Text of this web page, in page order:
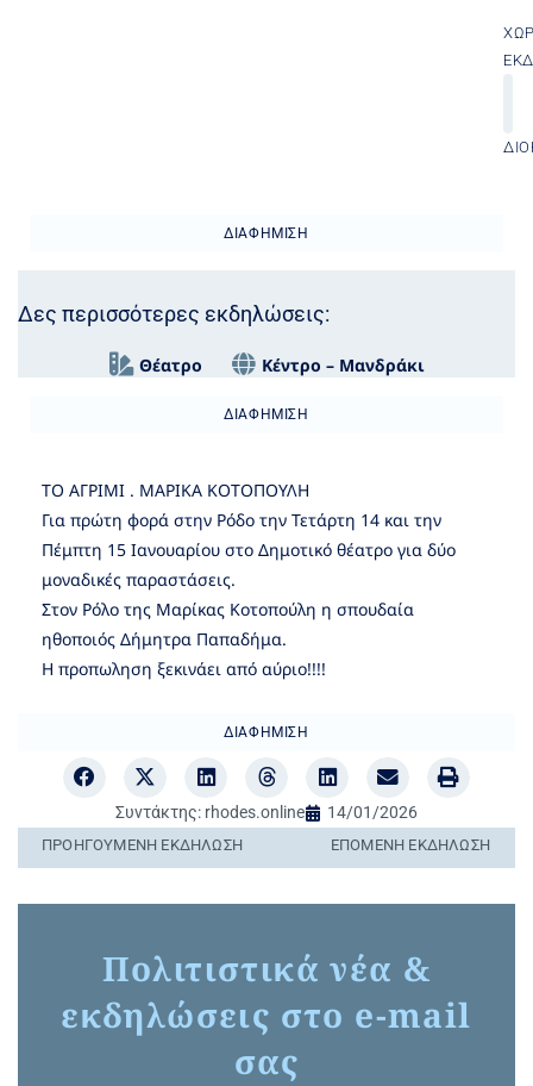
ΔΙΑΦΉΜΙΣΗ
Δες περισσότερες εκδηλώσεις:
Θέατρο Κέντρο – Μανδράκι
ΔΙΑΦΉΜΙΣΗ
ΤΟ ΑΓΡΙΜΙ . ΜΑΡΙΚΑ ΚΟΤΟΠΟΥΛΗ
Για πρώτη φορά στην Ρόδο την Τετάρτη 14 και την
Πέμπτη 15 Ιανουαρίου στο Δημοτικό θέατρο για δύο
μοναδικές παραστάσεις.
Στον Ρόλο της Μαρίκας Κοτοπούλη η σπουδαία
ηθοποιός Δήμητρα Παπαδήμα.
Η προπωληση ξεκινάει από αύριο!!!!
ΔΙΑΦΉΜΙΣΗ
Συντάκτης: rhodes.online 14/01/2026
ΠΡΟΗΓΟΎΜΕΝΗ ΕΚΔΉΛΩΣΗ ΕΠΌΜΕΝΗ ΕΚΔΉΛΩΣΗ
Πολιτιστικά νέα &
εκδηλώσεις στο e-mail
σας